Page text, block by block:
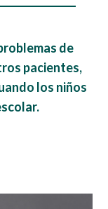
de
pacientes,
los niños